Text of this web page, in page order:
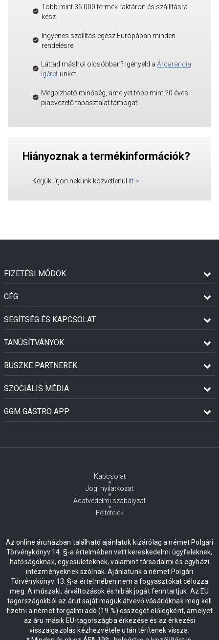
Több mint 35 000 termék raktáron és szállításra
kész.
Ingyenes szállítás egész Európában minden
rendelésre
Láttad máshol olcsóbban? Igényeld a Árgarancia
Ígéret-ünket!
Megbízható minőség, amelyet több mint 20 éves
piacvezető tapasztalat támogat.
Hiányoznak a termékinformációk?
Kérjük, írjon nekünk közvetlenül itt >
FIZETÉSI MÓDOK
CÉG
SEGÍTSÉG ÉS KAPCSOLAT
TANÚSÍTVÁNYOK
BÜSZKE PARTNEREK
SZOCIÁLIS MÉDIA
GGM GASTRO APP
Kapcsolat
Jogi nyilatkozat
Adatvédelmi szabályzat
Feltételek
Az online áruházban található ajánlatok kizárólag a német Polgári
Törvénykönyv 14. §-a értelmében vett kereskedelmi ügyfeleknek,
hatóságoknak, egyesületeknek, valamint társadalmi és egyházi
intézményeknek szólnak. Ajánlatunk a német Polgári
Törvénykönyv 13. §-a értelmében nem a fogyasztókat célozza
meg. A műszaki, árváltozások és hibák jogát fenntartjuk. Az EU
tagországokból az árut saját maguk átvevő vásárlóknak meg kell
fizetni a német forgalmi adó (19 %) összegét előlegként, amelyet
az áru másik EU-tagországba érkezése és az érkezési
visszaigazolás kézhezvétele után térítenek vissza.